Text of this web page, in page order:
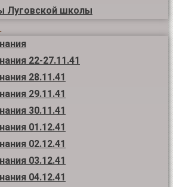
Луговской школы
22-27.11.41
28.11.41
29.11.41
30.11.41
01.12.41
02.12.41
03.12.41
04.12.41